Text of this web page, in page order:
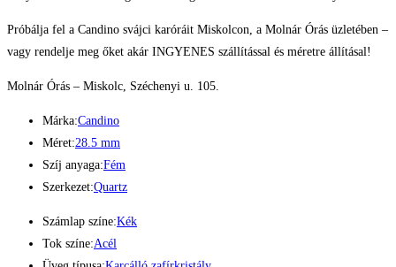
Karóráik között egyaránt találhatóak meg automata és quartz modellek,
melyekben közös a design és minőség iránti olthatatlan szenvedély.
Próbálja fel a Candino svájci karóráit Miskolcon, a Molnár Órás üzletében –
vagy rendelje meg őket akár INGYENES szállítással és méretre állításal!
Molnár Órás – Miskolc, Széchenyi u. 105.
Márka:Candino
Méret:
28.5 mm
Szíj anyaga:Fém
Szerkezet:Quartz
Számlap színe: